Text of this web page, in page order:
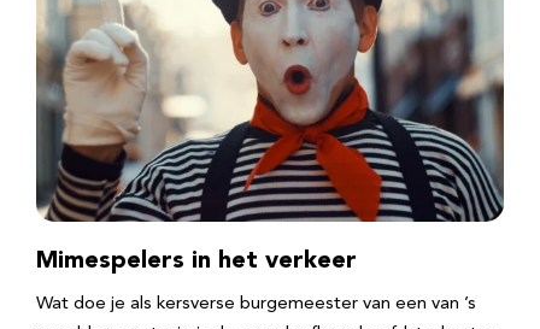
Mimespelers in het verkeer
Wat doe je als kersverse burgemeester van een van ’s